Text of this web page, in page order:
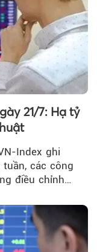
21/7: Hạ tỷ
Index ghi
các công
điều chỉnh